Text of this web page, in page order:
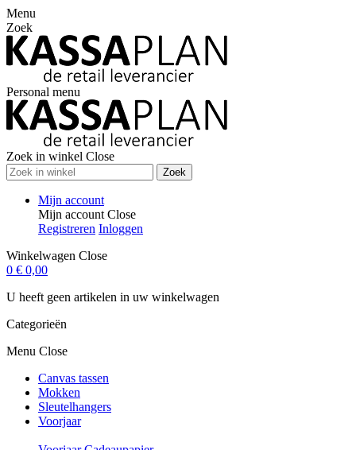
Menu
Zoek
Personal menu
Zoek in winkel Close
Zoek
Mijn account
Mijn account Close
Registreren Inloggen
Winkelwagen Close
0 € 0,00
U heeft geen artikelen in uw winkelwagen
Categorieën
Menu Close
Canvas tassen
Mokken
Sleutelhangers
Voorjaar